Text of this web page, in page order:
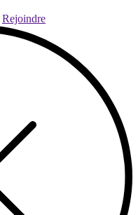
Rejoindre